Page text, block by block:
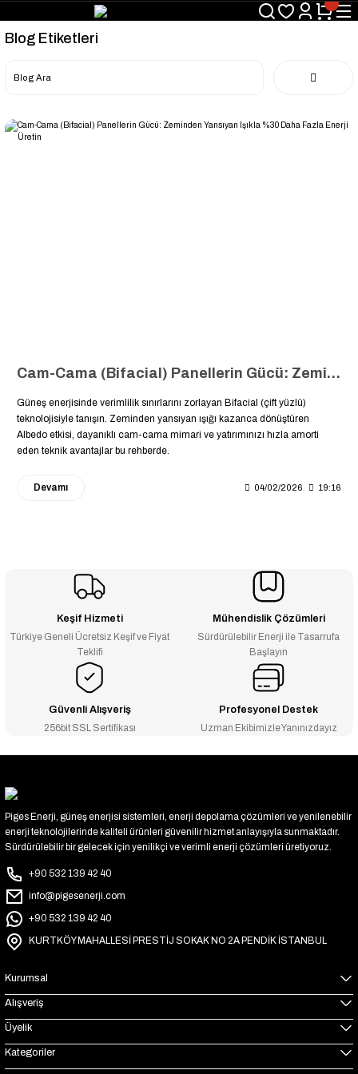
Blog Etiketleri
Cam-Cama (Bifacial) Panellerin Gücü: Zeminden Yansıyan Işıkla %30 Daha Fazla Enerji Üretin
Güneş enerjisinde verimlilik sınırlarını zorlayan Bifacial (çift yüzlü)
teknolojisiyle tanışın. Zeminden yansıyan ışığı kazanca dönüştüren
Albedo etkisi, dayanıklı cam-cama mimari ve yatırımınızı hızla amorti
eden teknik avantajlar bu rehberde.
Devamı 04/02/2026 19:16
Keşif Hizmeti
Türkiye Geneli Ücretsiz Keşif ve Fiyat
Teklifi
Mühendislik Çözümleri
Sürdürülebilir Enerji ile Tasarrufa
Başlayın
Güvenli Alışveriş
256bit SSL Sertifikası
Profesyonel Destek
Uzman Ekibimizle Yanınızdayız
Piges Enerji, güneş enerjisi sistemleri, enerji depolama çözümleri ve yenilenebilir
enerji teknolojilerinde kaliteli ürünleri güvenilir hizmet anlayışıyla sunmaktadır.
Sürdürülebilir bir gelecek için yenilikçi ve verimli enerji çözümleri üretiyoruz.
+90 532 139 42 40
info@pigesenerji.com
+90 532 139 42 40
KURTKÖY MAHALLESİ PRESTİJ SOKAK NO 2A PENDİK İSTANBUL
Kurumsal
Alışveriş
Üyelik
Kategoriler